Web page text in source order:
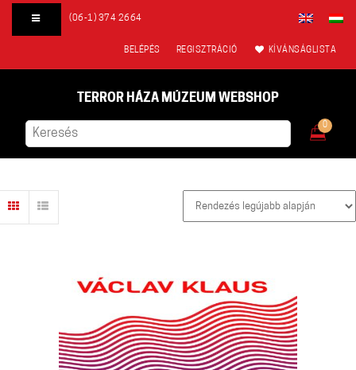
(06-1) 374 2664
BELÉPÉS REGISZTRÁCIÓ KÍVÁNSÁGLISTA
TERROR HÁZA MÚZEUM WEBSHOP
0